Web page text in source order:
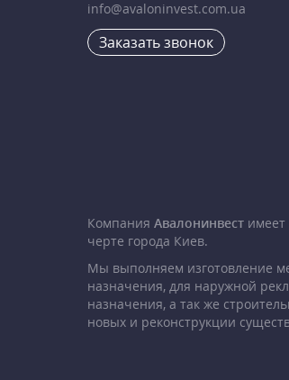
info@avaloninvest.com.ua
Заказать звонок
Компания Авалонинвест
черте города Киев.
Мы выполняем изготовление
назначения, для наружной
назначения, а так же
новых и реконструкции